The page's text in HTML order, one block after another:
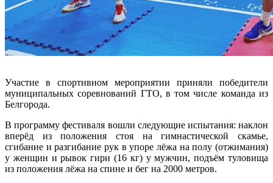
Участие в спортивном мероприятии приняли победители
муниципальных соревнований ГТО, в том числе команда из
Белгорода.
В программу фестиваля вошли следующие испытания: наклон
вперёд из положения стоя на гимнастической скамье,
сгибание и разгибание рук в упоре лёжа на полу (отжимания)
у женщин и рывок гири (16 кг) у мужчин, подъём туловища
из положения лёжа на спине и бег на 2000 метров.